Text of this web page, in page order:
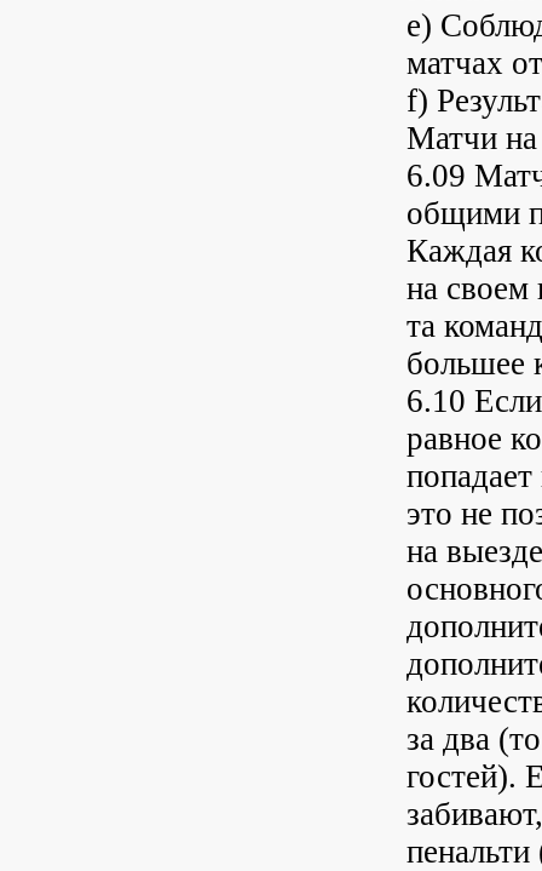
e)
матчах
f)
Матчи
6.09
общими
Каждая
на своем
та
большее
6.10
равное
это не
на
за два
гостей).
пенальти